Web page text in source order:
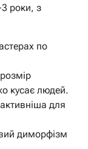
роки, з
по
кусає людей.
для
диморфізм